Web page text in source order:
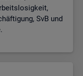
SvB und